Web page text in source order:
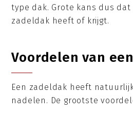
type dak. Grote kans dus dat
zadeldak heeft of krijgt.
Voordelen van
Een zadeldak heeft
nadelen. De grootste